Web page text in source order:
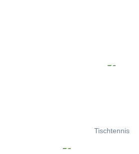
Tischtennis